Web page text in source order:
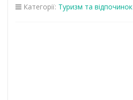
Категорії: Туризм та відпочинок